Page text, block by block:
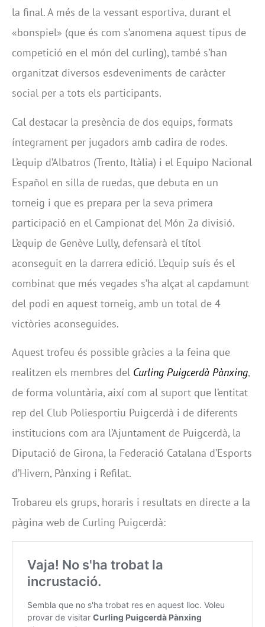
la final. A més de la vessant esportiva, durant el
«bonspiel» (que és com s’anomena aquest tipus de
competició en el món del curling), també s’han
organitzat diversos esdeveniments de caràcter
social per a tots els participants.
Cal destacar la presència de dos equips, formats
íntegrament per jugadors amb cadira de rodes.
L’equip d’Albatros (Trento, Itàlia) i el Equipo Nacional
Español en silla de ruedas, que debuta en un
torneig i que es prepara per la seva primera
participació en el Campionat del Món 2a divisió.
L’equip de Genève Lully, defensarà el títol
aconseguit en la darrera edició. L’equip suís és el
combinat que més vegades s’ha alçat al capdamunt
del podi en aquest torneig, amb un total de 4
victòries aconseguides.
Aquest trofeu és possible gràcies a la feina que
realitzen els membres del Curling Puigcerdà Pànxing,
de forma voluntària, així com al suport que l’entitat
rep del Club Poliesportiu Puigcerdà i de diferents
institucions com ara l’Ajuntament de Puigcerdà, la
Diputació de Girona, la Federació Catalana d’Esports
d’Hivern, Pànxing i Refilat.
Trobareu els grups, horaris i resultats en directe a la
pàgina web de Curling Puigcerdà: